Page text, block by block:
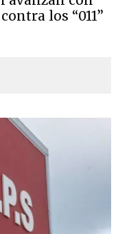
los “011”